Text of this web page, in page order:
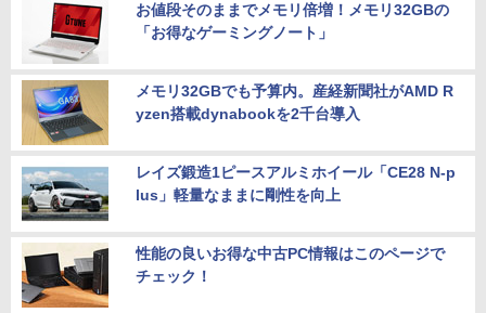
お値段そのままでメモリ倍増！メモリ32GBの
「お得なゲーミングノート」
メモリ32GBでも予算内。産経新聞社がAMD R
yzen搭載dynabookを2千台導入
レイズ鍛造1ピースアルミホイール「CE28 N-p
lus」軽量なままに剛性を向上
性能の良いお得な中古PC情報はこのページで
チェック！